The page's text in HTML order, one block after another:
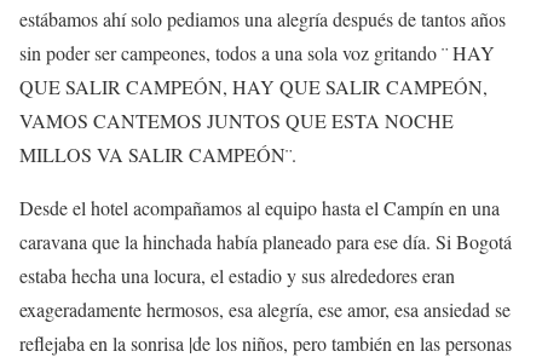
estábamos ahí solo pediamos una alegría después de tantos años
sin poder ser campeones, todos a una sola voz gritando ¨ HAY
QUE SALIR CAMPEÓN, HAY QUE SALIR CAMPEÓN,
VAMOS CANTEMOS JUNTOS QUE ESTA NOCHE
MILLOS VA SALIR CAMPEÓN¨.
Desde el hotel acompañamos al equipo hasta el Campín en una
caravana que la hinchada había planeado para ese día. Si Bogotá
estaba hecha una locura, el estadio y sus alrededores eran
exageradamente hermosos, esa alegría, ese amor, esa ansiedad se
reflejaba en la sonrisa |de los niños, pero también en las personas